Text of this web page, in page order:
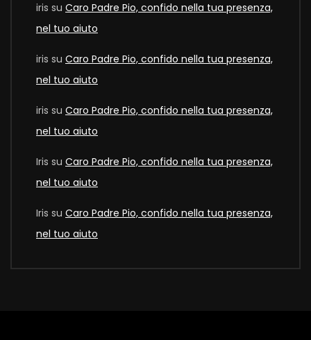
iris su Caro Padre Pio, confido nella tua presenza,
nel tuo aiuto
iris su Caro Padre Pio, confido nella tua presenza,
nel tuo aiuto
iris su Caro Padre Pio, confido nella tua presenza,
nel tuo aiuto
Iris su Caro Padre Pio, confido nella tua presenza,
nel tuo aiuto
Iris su Caro Padre Pio, confido nella tua presenza,
nel tuo aiuto